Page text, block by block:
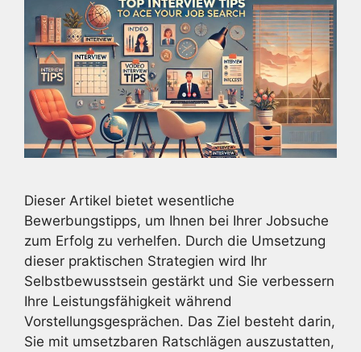
Dieser Artikel bietet wesentliche
Bewerbungstipps, um Ihnen bei Ihrer Jobsuche
zum Erfolg zu verhelfen. Durch die Umsetzung
dieser praktischen Strategien wird Ihr
Selbstbewusstsein gestärkt und Sie verbessern
Ihre Leistungsfähigkeit während
Vorstellungsgesprächen. Das Ziel besteht darin,
Sie mit umsetzbaren Ratschlägen auszustatten,